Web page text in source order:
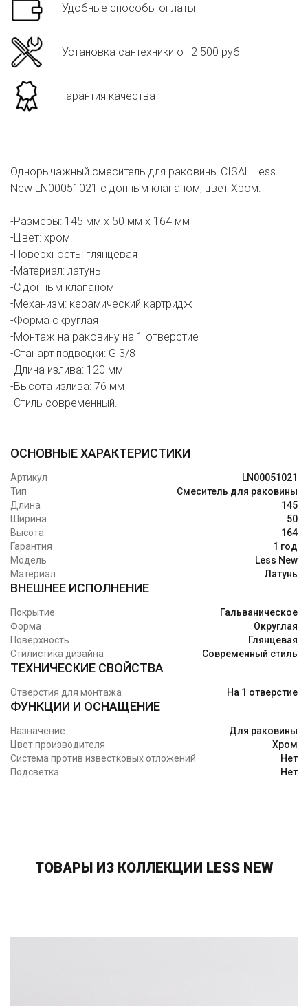
Удобные способы оплаты
Установка сантехники от 2 500 руб
Гарантия качества
Однорычажный смеситель для раковины CISAL Less
New LN00051021 с донным клапаном, цвет Хром:
-Размеры: 145 мм х 50 мм х 164 мм
-Цвет: хром
-Поверхность: глянцевая
-Материал: латунь
-С донным клапаном
-Механизм: керамический картридж
-Форма округлая
-Монтаж на раковину на 1 отверстие
-Станарт подводки: G 3/8
-Длина излива: 120 мм
-Высота излива: 76 мм
-Стиль современный.
ОСНОВНЫЕ ХАРАКТЕРИСТИКИ
Артикул
LN00051021
Тип
Смеситель для раковины
Длина
145
Ширина
50
Высота
164
Гарантия
1 год
Модель
Less New
Материал
Латунь
ВНЕШНЕЕ ИСПОЛНЕНИЕ
Покрытие
Гальваническое
Форма
Округлая
Поверхность
Глянцевая
Стилистика дизайна
Современный стиль
ТЕХНИЧЕСКИЕ СВОЙСТВА
Отверстия для монтажа На 1 отверстие
ФУНКЦИИ И ОСНАЩЕНИЕ
Назначение
Для раковины
Цвет производителя
Хром
Система против известковых отложений
Нет
Подсветка
Нет
ТОВАРЫ ИЗ КОЛЛЕКЦИИ LESS NEW